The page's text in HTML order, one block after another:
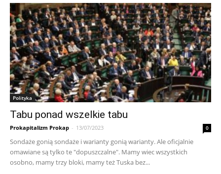
Polityka
Tabu ponad wszelkie tabu
Prokapitalizm Prokap - 13/07/2023 0
Sondaże gonią sondaże i warianty gonią warianty. Ale oficjalnie
omawiane są tylko te "dopuszczalne". Mamy wiec wszystkich
osobno, mamy trzy bloki, mamy też Tuska bez...